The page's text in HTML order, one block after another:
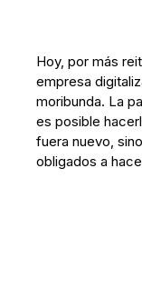
Hoy, por más
empresa
moribunda. La
es posible
fuera nuevo,
obligados a